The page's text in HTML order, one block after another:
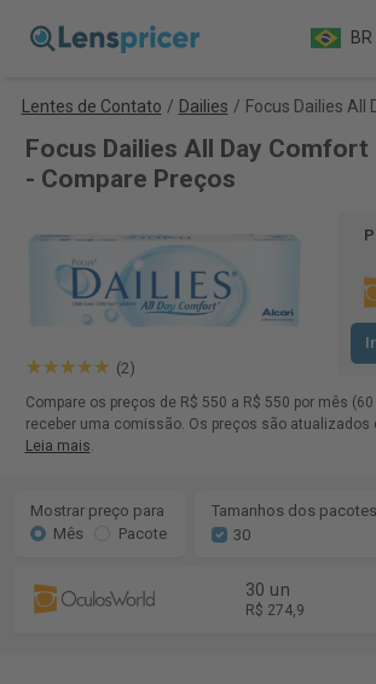
BR
Lentes de Contato / Dailies / Focus Dailies All
Focus Dailies All Day Comfort
- Compare Preços
(2)
Compare os preços de R$ 550 a R$ 550 por mês
receber uma comissão. Os preços são atualizados
Leia mais.
Mostrar preço para
Mês
Pacote
Tamanhos dos pacotes
30
30 un
R$ 274,9